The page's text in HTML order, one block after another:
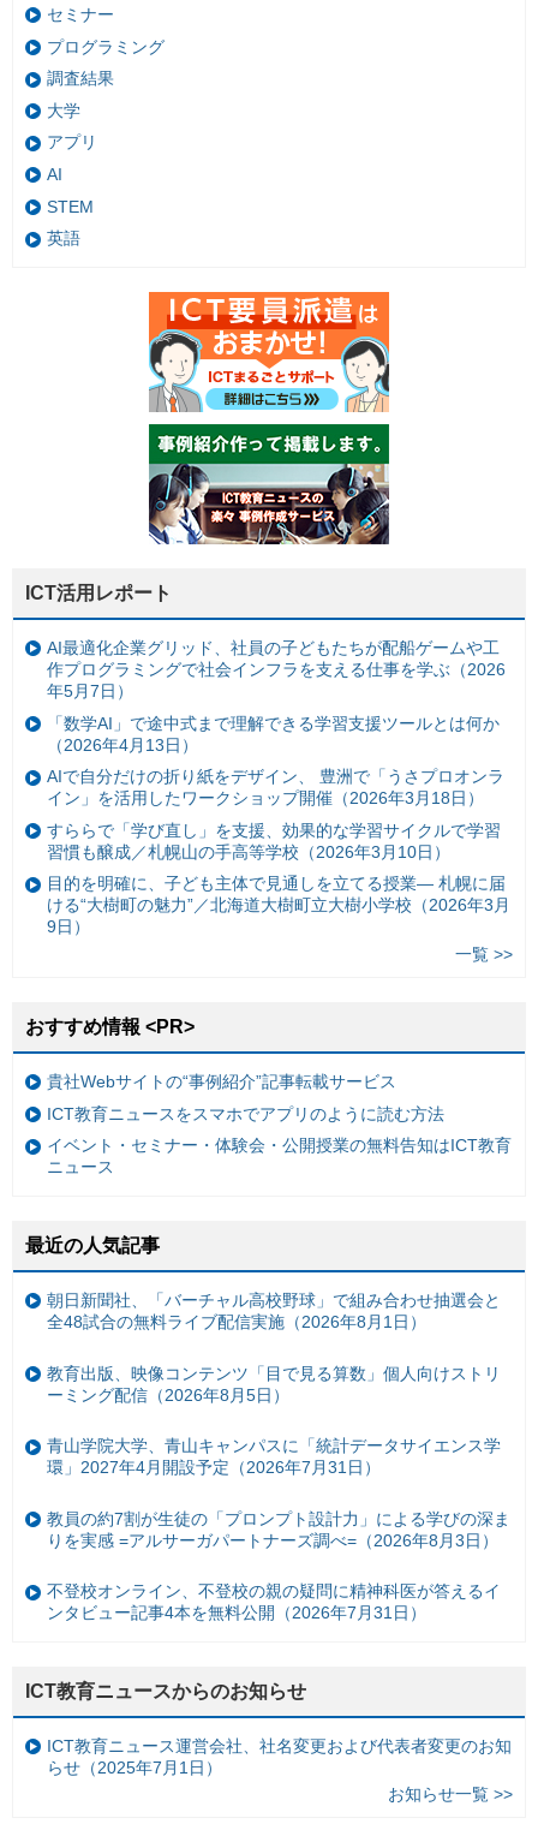
セミナー
プログラミング
調査結果
大学
アプリ
AI
STEM
英語
ICT活用レポート
AI最適化企業グリッド、社員の子どもたちが配船ゲームや工
作プログラミングで社会インフラを支える仕事を学ぶ（2026
年5月7日）
「数学AI」で途中式まで理解できる学習支援ツールとは何か
（2026年4月13日）
AIで自分だけの折り紙をデザイン、 豊洲で「うさプロオンラ
イン」を活用したワークショップ開催（2026年3月18日）
すららで「学び直し」を支援、効果的な学習サイクルで学習
習慣も醸成／札幌山の手高等学校（2026年3月10日）
目的を明確に、子ども主体で見通しを立てる授業— 札幌に届
ける“大樹町の魅力”／北海道大樹町立大樹小学校（2026年3月
9日）
一覧 >>
おすすめ情報 <PR>
貴社Webサイトの“事例紹介”記事転載サービス
ICT教育ニュースをスマホでアプリのように読む方法
イベント・セミナー・体験会・公開授業の無料告知はICT教育
ニュース
最近の人気記事
朝日新聞社、「バーチャル高校野球」で組み合わせ抽選会と
全48試合の無料ライブ配信実施（2026年8月1日）
教育出版、映像コンテンツ「目で見る算数」個人向けストリ
ーミング配信（2026年8月5日）
青山学院大学、青山キャンパスに「統計データサイエンス学
環」2027年4月開設予定（2026年7月31日）
教員の約7割が生徒の「プロンプト設計力」による学びの深ま
りを実感 =アルサーガパートナーズ調べ=（2026年8月3日）
不登校オンライン、不登校の親の疑問に精神科医が答えるイ
ンタビュー記事4本を無料公開（2026年7月31日）
ICT教育ニュースからのお知らせ
ICT教育ニュース運営会社、社名変更および代表者変更のお知
らせ（2025年7月1日）
お知らせ一覧 >>